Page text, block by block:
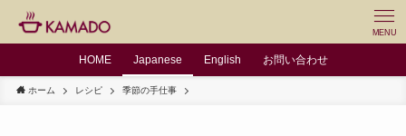
MENU
HOME Japanese English お問い合わせ
ホーム レシピ 季節の手仕事